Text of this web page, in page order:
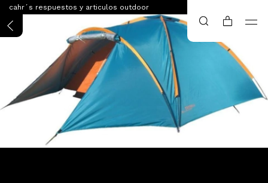
cahr´s respuestos y articulos outdoor